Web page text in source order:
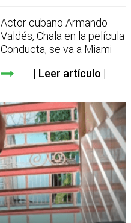
Actor cubano Armando
Valdés, Chala en la película
Conducta, se va a Miami
Leer artículo